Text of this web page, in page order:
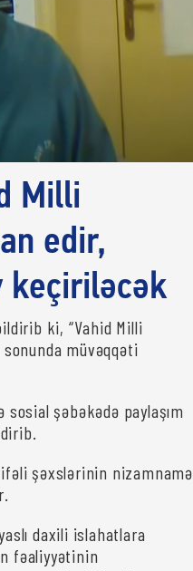
Milli
edir,
keçiriləcək
ki, “Vahid Milli
müvəqqəti
şəbəkədə paylaşım
şəxslərinin nizamnamə
daxili islahatlara
fəaliyyətinin